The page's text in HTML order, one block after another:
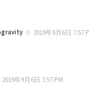
2019年9月6日 7:57
2019年9月6日 7:57 PM